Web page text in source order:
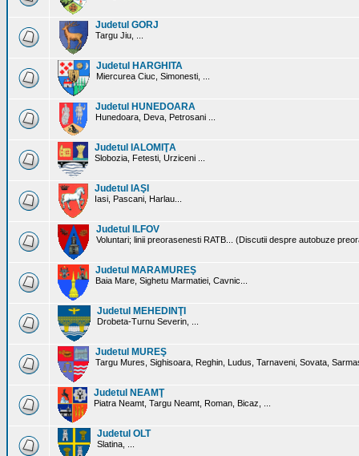
Judetul GORJ
Targu Jiu, ...
Judetul HARGHITA
Miercurea Ciuc, Simonesti, ...
Judetul HUNEDOARA
Hunedoara, Deva, Petrosani ...
Judetul IALOMIŢA
Slobozia, Fetesti, Urziceni ...
Judetul IAŞI
Iasi, Pascani, Harlau...
Judetul ILFOV
Voluntari; linii preorasenesti RATB... (Discutii despre autobuze
Judetul MARAMUREŞ
Baia Mare, Sighetu Marmatiei, Cavnic...
Judetul MEHEDINŢI
Drobeta-Turnu Severin, ...
Judetul MUREŞ
Targu Mures, Sighisoara, Reghin, Ludus, Tarnaveni, Sovata,
Judetul NEAMŢ
Piatra Neamt, Targu Neamt, Roman, Bicaz, ...
Judetul OLT
Slatina, ...